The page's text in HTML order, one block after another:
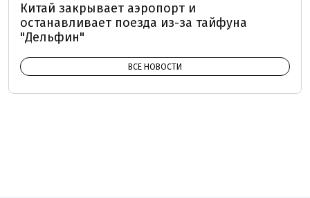
Китай закрывает аэропорт и
останавливает поезда из-за тайфуна
"Дельфин"
ВСЕ НОВОСТИ